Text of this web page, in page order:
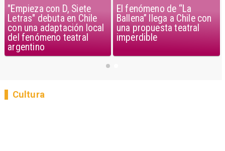
El fenómeno de “La
Ballena” llega a Chile con
una propuesta teatral
imperdible
"Empieza con D, Siete
Letras" debuta en Chile
con una adaptación local
del fenómeno teatral
Cultura